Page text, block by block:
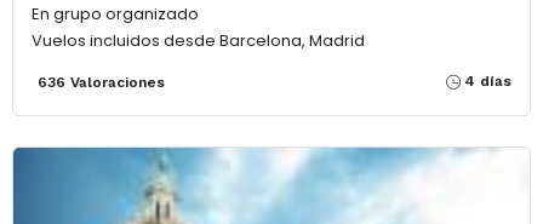
En grupo organizado
Vuelos incluidos desde Barcelona, Madrid
636 Valoraciones 4 días